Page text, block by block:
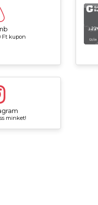
Ft kupon
minket!